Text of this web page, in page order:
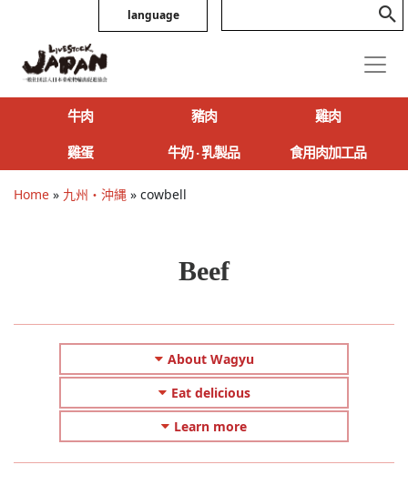
language
牛肉 豬肉
雞肉
雞蛋
牛奶 ‧ 乳製品 食用肉加工品
Home » 九州・沖縄 » cowbell
Beef
About Wagyu
Eat delicious
Learn more